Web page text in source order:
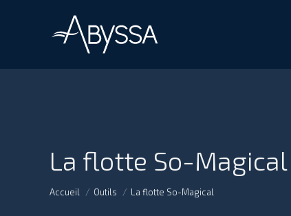
La flotte So-Magical
Vous êtes ici :
Accueil Outils La flotte So-Magical